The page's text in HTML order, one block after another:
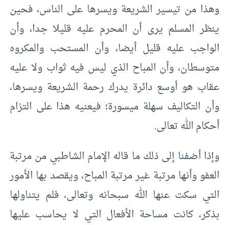
وهذا من تيسير الشريعة ويسرها على الناس، فحين
ينظر المسلم يرى أن المحرم عليه قليلا جدا، وأن
الواجب عليه قليل أيضا، وأن المستحب والمكروه
متوسطان، وأن المباح الذي ليس فيه ثواب ولا عليه
عقاب هو أوسع دائرة يدرك رحمة الشريعة ويسرها،
وأن التكاليف سهلة ميسورة؛ فيعنيه هذا على التزام
أحكام الله تعالى.
وإذا أضفنا إلى ذلك ما قاله الإمام الشاطبي من مرتبة
العفو وأنها مرتبة غير مرتبة المباح، ويقصد بها الأمور
التي سكت عنها الله سبحانه وتعالى، فلم يتناولها
بذكر، كانت مساحة الأفعال التي لا يحاسب عليها